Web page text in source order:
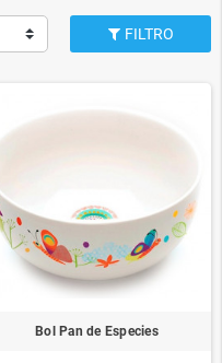
FILTRO
Bol Pan de Especies